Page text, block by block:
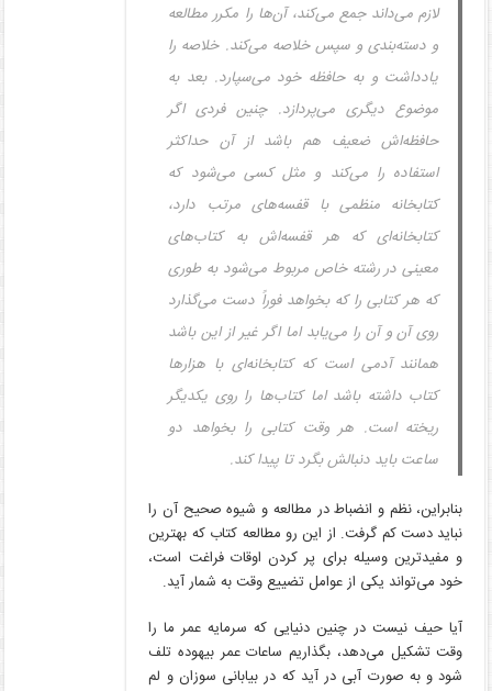
لازم می‌داند جمع می‌کند، آن‌ها را مکرر مطالعه
و دسته‌بندی و سپس خلاصه می‌کند. خلاصه را
یادداشت و به حافظه خود می‌سپارد. بعد به
موضوع دیگری می‌پردازد. چنین فردی اگر
حافظه‌اش ضعیف هم باشد از آن حداکثر
استفاده را می‌کند و مثل کسی می‌شود که
کتابخانه منظمی با قفسه‌های مرتب دارد،
کتابخانه‌ای که هر قفسه‌اش به کتاب‌های
معینی در رشته خاص مربوط می‌شود به طوری
که هر کتابی را که بخواهد فوراً دست می‌گذارد
روی آن و آن را می‌یابد اما اگر غیر از این باشد
همانند آدمی است که کتابخانه‌ای با هزارها
کتاب داشته باشد اما کتاب‌ها را روی یکدیگر
ریخته است. هر وقت کتابی را بخواهد دو
ساعت باید دنبالش بگرد تا پیدا کند.
بنابراین، نظم و انضباط در مطالعه و شیوه صحیح آن را
نباید دست کم گرفت. از این رو مطالعه کتاب که بهترین
و مفیدترین وسیله برای پر کردن اوقات فراغت است،
خود می‌تواند یکی از عوامل تضییع وقت به شمار آید.
آیا حیف نیست در چنین دنیایی که سرمایه عمر ما را
وقت تشکیل می‌دهد، بگذاریم ساعات عمر بیهوده تلف
شود و به صورت آبی در آید که در بیابانی سوزان و لم